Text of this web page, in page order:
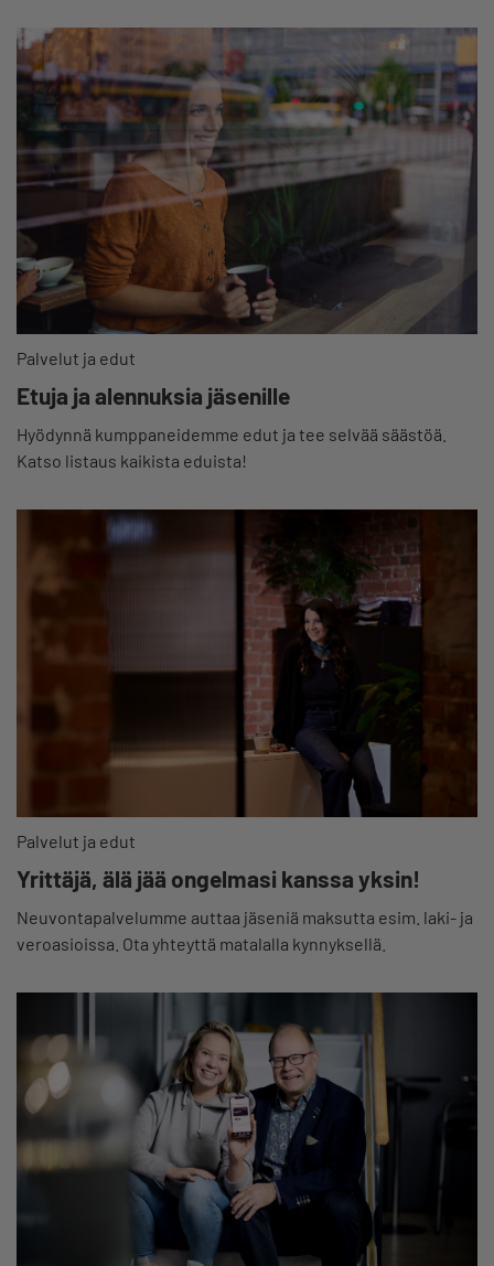
Palvelut ja edut
Etuja ja alennuksia jäsenille
Hyödynnä kumppaneidemme edut ja tee selvää säästöä.
Katso listaus kaikista eduista!
Palvelut ja edut
Yrittäjä, älä jää ongelmasi kanssa yksin!
Neuvontapalvelumme auttaa jäseniä maksutta esim. laki- ja
veroasioissa. Ota yhteyttä matalalla kynnyksellä.